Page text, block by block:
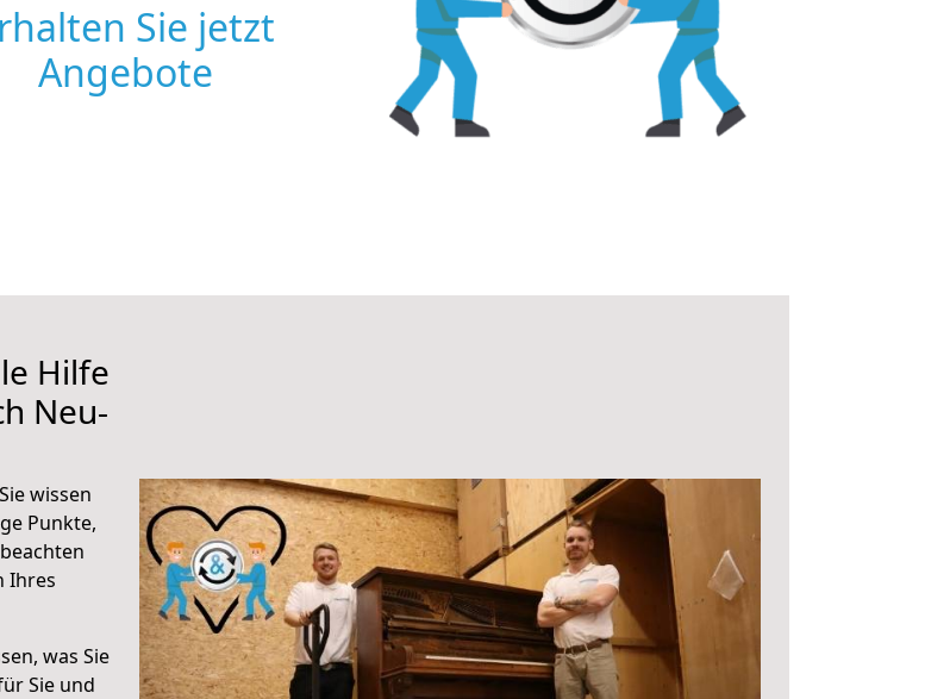
Sie jetzt
Angebote
Hilfe
Neu-
wissen
Punkte,
Ihres
was Sie
Sie und